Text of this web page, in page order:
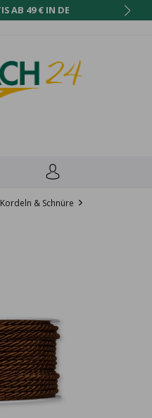
AB 49 € IN DE
Kordeln & Schnüre